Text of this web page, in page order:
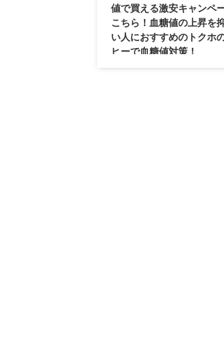
値で買える激安キャンペ
こちら！血糖値の上昇を
い人におすすめのトクホ
ヒーで血糖値対策！